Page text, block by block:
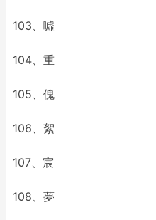
103、噓
104、重
105、傀
106、絮
107、宸
108、夢